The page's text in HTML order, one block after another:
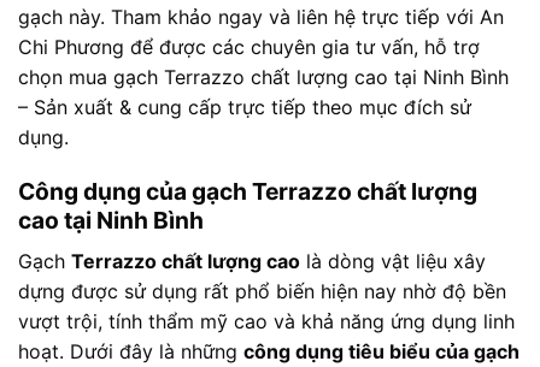
gạch này. Tham khảo ngay và liên hệ trực tiếp với An
Chi Phương để được các chuyên gia tư vấn, hỗ trợ
chọn mua gạch Terrazzo chất lượng cao tại Ninh Bình
– Sản xuất & cung cấp trực tiếp theo mục đích sử
dụng.
Công dụng của gạch Terrazzo chất lượng
cao tại Ninh Bình
Gạch Terrazzo chất lượng cao là dòng vật liệu xây
dựng được sử dụng rất phổ biến hiện nay nhờ độ bền
vượt trội, tính thẩm mỹ cao và khả năng ứng dụng linh
hoạt. Dưới đây là những công dụng tiêu biểu của gạch